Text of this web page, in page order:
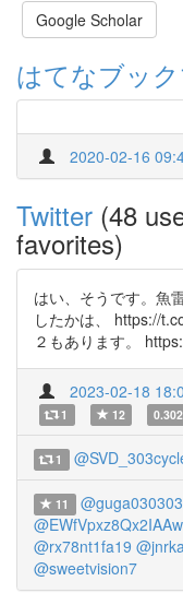
Google Scholar
はてなブッ
2020-02-16
Twitter (48
favorites)
はい、そうです。魚
したかは、 https://
２もあります。
2023-02-18
1 12 0.302
1
11 @guga030303
@EWfVpxz8Qx2IAAw
@rx78nt1fa19
@sweetvision7